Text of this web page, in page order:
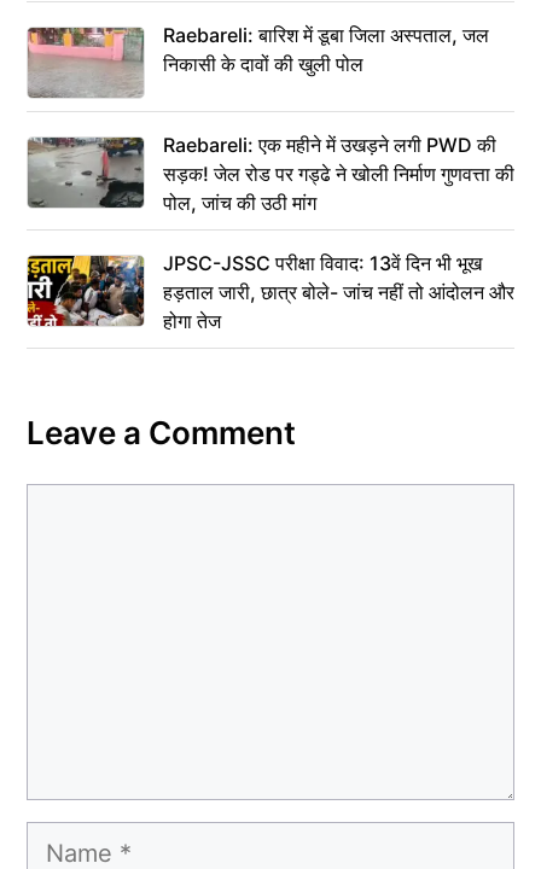
Raebareli: बारिश में डूबा जिला अस्पताल, जल
निकासी के दावों की खुली पोल
Raebareli: एक महीने में उखड़ने लगी PWD की
सड़क! जेल रोड पर गड्ढे ने खोली निर्माण गुणवत्ता की
पोल, जांच की उठी मांग
JPSC-JSSC परीक्षा विवाद: 13वें दिन भी भूख
हड़ताल जारी, छात्र बोले- जांच नहीं तो आंदोलन और
होगा तेज
Leave a Comment
Name